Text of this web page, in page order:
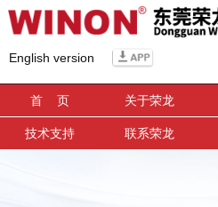
English version
首 页 关于荣龙
技术支持 联系荣龙
信息搜索